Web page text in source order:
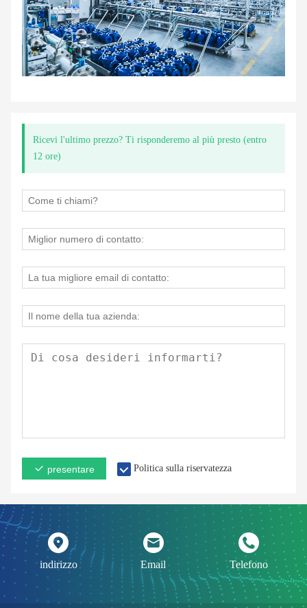
Ricevi l'ultimo prezzo? Ti risponderemo al più presto (entro
12 ore)
presentare Politica sulla riservatezza
indirizzo Email Telefono